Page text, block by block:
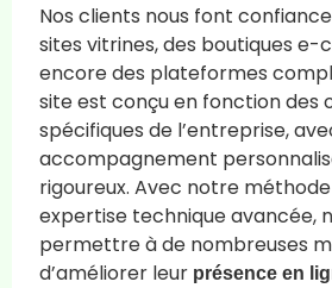
Nos clients nous font
sites vitrines, des boutiques e-
encore des plateformes
site est conçu en fonction des
spécifiques de l’entreprise,
accompagnement
rigoureux. Avec notre
expertise technique avancée,
permettre à de nombreuses
d’améliorer leur présence en